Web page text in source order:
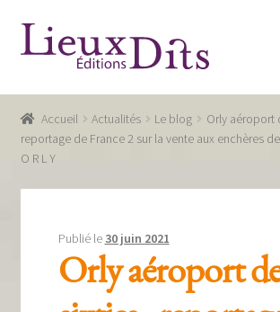
Aller
à
navigation
Aller
au
Accueil
Commande
Mentions légales / Données personnelles
Accueil Actualités Le blog
Orly aéroport
reportage de France 2 sur la vente aux enchères
O R L Y
Publié le 30 juin 2021
Orly aéroport